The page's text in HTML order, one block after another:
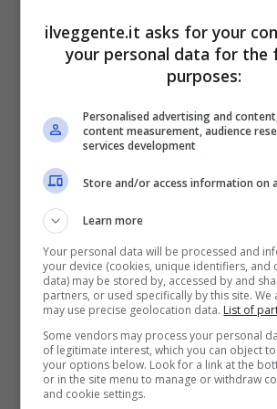
PlanetWin365
BONUS PLANETWIN365: FINO A
Iscrivendoti a PlanetWin365 ricevi:
Sport
2050€
VERIFICA
ilveggente.it asks for your
your personal data for the
purposes:
Personalised advertising and
content measurement, audience
services development
Store and/or access information on
Learn more
Your personal data will be processed and
your device (cookies, unique identifiers, and
data) may be stored by, accessed by and
partners, or used specifically by this site.
may use precise geolocation data. List of
Some vendors may process your personal
of legitimate interest, which you can object
your options below. Look for a link at the
or in the site menu to manage or withdraw
and cookie settings.